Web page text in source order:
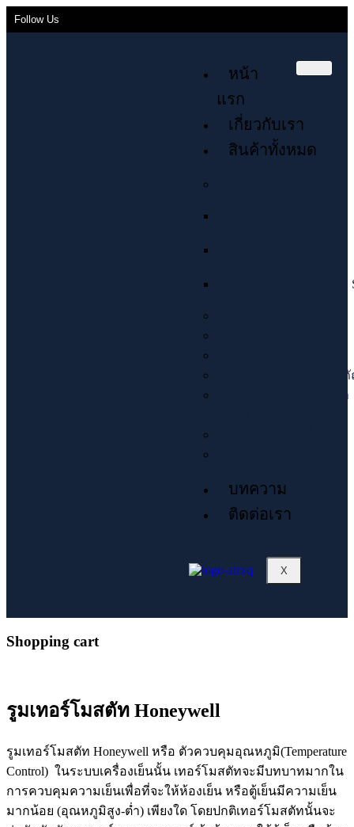
Follow Us
หน้า
แรก
เกี่ยวกับเรา
สินค้าทั้งหมด
คอมเพรสเซอร์ โรตารี่
น้ำยาแอร์ น้ำมัน เคมี
ควบคุมอุณหภูมิ ไฟฟ้า
บทความ
ติดต่อเรา
X
Shopping cart
รูมเทอร์โมสตัท Honeywell
รูมเทอร์โมสตัท Honeywell หรือ ตัวควบคุมอุณหภูมิ(Temperature
Control) ในระบบเครื่องเย็นนั้น เทอร์โมสตัทจะมีบทบาทมากใน
การควบคุมความเย็นเพื่อที่จะให้ห้องเย็น หรือตู้เย็นมีความเย็น
มากน้อย (อุณหภูมิสูง-ต่ำ) เพียงใด โดยปกติเทอร์โมสตัทนั้นจะ